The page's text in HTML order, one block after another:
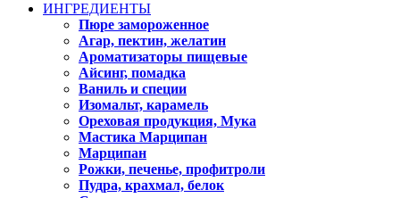
ИНГРЕДИЕНТЫ
Пюре замороженное
Агар, пектин, желатин
Ароматизаторы пищевые
Айсинг, помадка
Ваниль и специи
Изомальт, карамель
Ореховая продукция, Мука
Мастика Марципан
Марципан
Рожки, печенье, профитроли
Пудра, крахмал, белок